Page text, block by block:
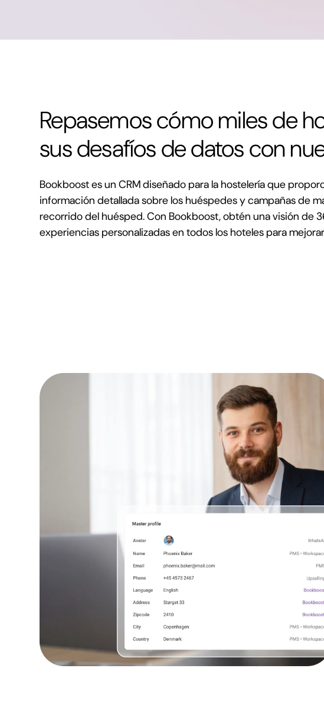
Repasemos cómo miles de
sus desafíos de datos con
Bookboost es un CRM diseñado para la hostelería que
información detallada sobre los huéspedes y campañas de
recorrido del huésped. Con Bookboost, obtén una visión de
experiencias personalizadas en todos los hoteles para